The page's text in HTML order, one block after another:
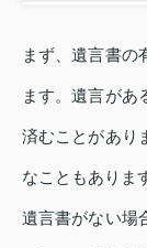
まず、遺言書の
ます。遺言があ
済むことがあり
なこともありま
遺言書がない場